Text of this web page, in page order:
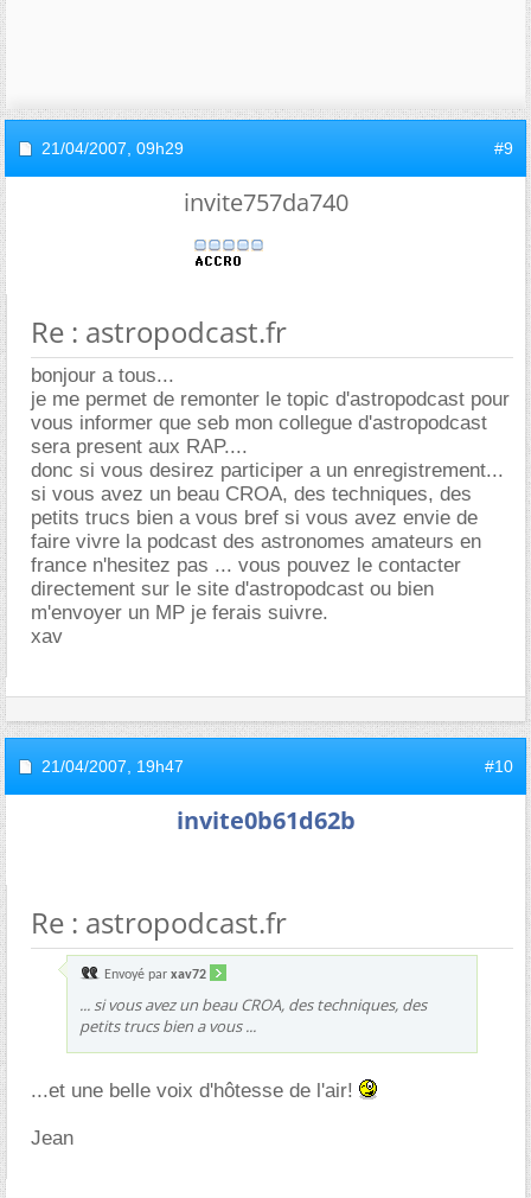
21/04/2007, 09h29 #9
invite757da740
Re : astropodcast.fr
bonjour a tous...
je me permet de remonter le topic d'astropodcast pour
vous informer que seb mon collegue d'astropodcast
sera present aux RAP....
donc si vous desirez participer a un enregistrement...
si vous avez un beau CROA, des techniques, des
petits trucs bien a vous bref si vous avez envie de
faire vivre la podcast des astronomes amateurs en
france n'hesitez pas ... vous pouvez le contacter
directement sur le site d'astropodcast ou bien
m'envoyer un MP je ferais suivre.
xav
21/04/2007, 19h47 #10
invite0b61d62b
Re : astropodcast.fr
Envoyé par xav72
... si vous avez un beau CROA, des techniques, des
petits trucs bien a vous ...
...et une belle voix d'hôtesse de l'air!
Jean